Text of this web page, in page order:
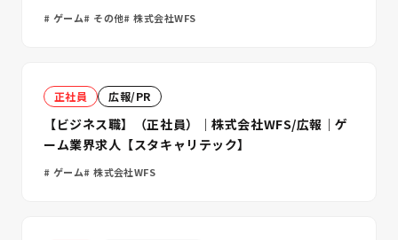
ゲーム その他 株式会社WFS
正社員 広報/PR
【ビジネス職】（正社員）｜株式会社WFS/広報｜ゲ
ーム業界求人【スタキャリテック】
ゲーム 株式会社WFS